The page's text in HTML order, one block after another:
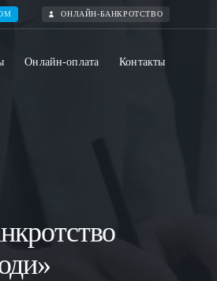
ОНЛАЙН-БАНКРОТСТВО
Онлайн-оплата Контакты